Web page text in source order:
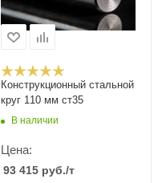
Конструкционный стальной
круг 110 мм ст35
В наличии
Цена:
93 415 руб./т